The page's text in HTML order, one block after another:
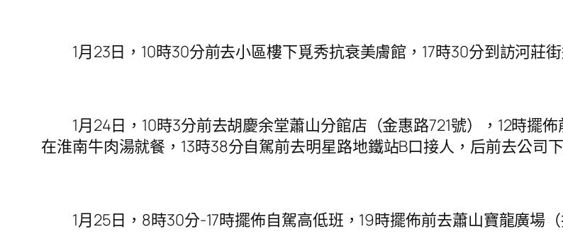
1月23日，10時30分前去小區樓下覓秀抗衰美膚館，17時30分到訪河莊街
1月24日，10時3分前去胡慶余堂蕭山分館店（金惠路721號），12時擺
在淮南牛肉湯就餐，13時38分自駕前去明星路地鐵站B口接人，后前去公司
1月25日，8時30分-17時擺佈自駕高低班，19時擺佈前去蕭山寶龍廣場